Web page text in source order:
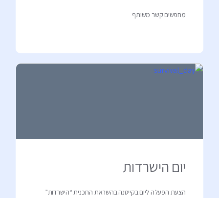
מחפשים קשר משותף
יום הישרדות
הצעת הפעלה ליום בקייטנה בהשראת התכנית “הישרדות”